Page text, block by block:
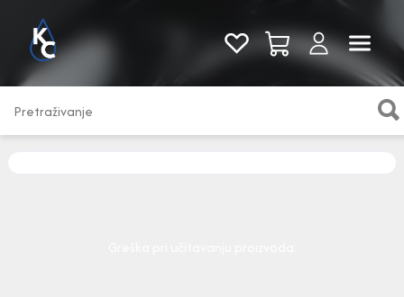
Pogledaj sve